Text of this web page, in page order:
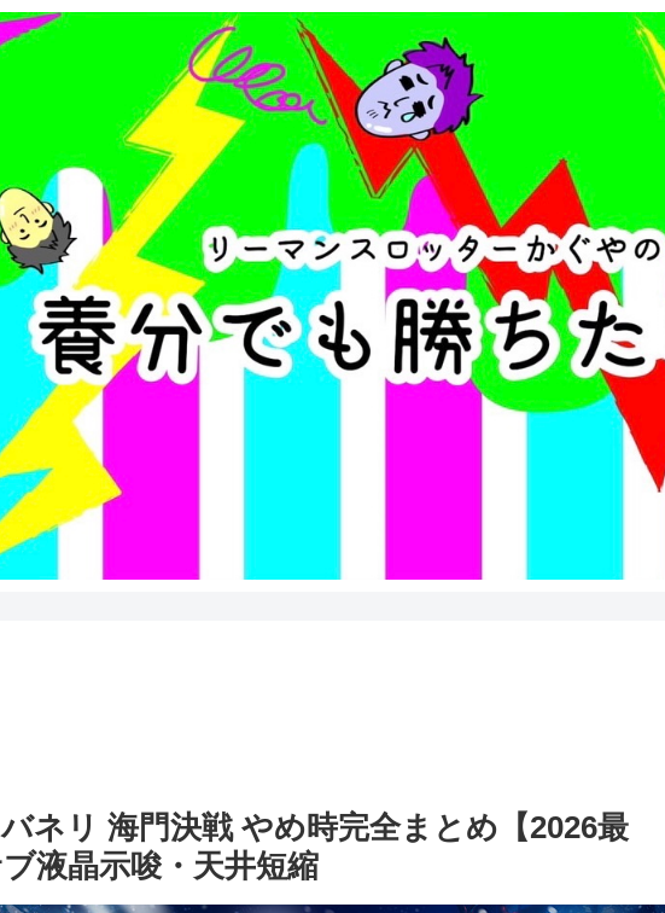
ネリ 海門決戦 やめ時完全まとめ【2026最
液晶示唆・天井短縮